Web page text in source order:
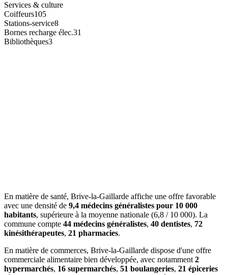
Services & culture
Coiffeurs105
Stations-service8
Bornes recharge élec.31
Bibliothèques3
En matière de santé, Brive-la-Gaillarde affiche une offre favorable
avec une densité de 9,4 médecins généralistes pour 10 000
habitants, supérieure à la moyenne nationale (6,8 / 10 000). La
commune compte 44 médecins généralistes, 40 dentistes, 72
kinésithérapeutes, 21 pharmacies.
En matière de commerces, Brive-la-Gaillarde dispose d'une offre
commerciale alimentaire bien développée, avec notamment 2
hypermarchés, 16 supermarchés, 51 boulangeries, 21 épiceries